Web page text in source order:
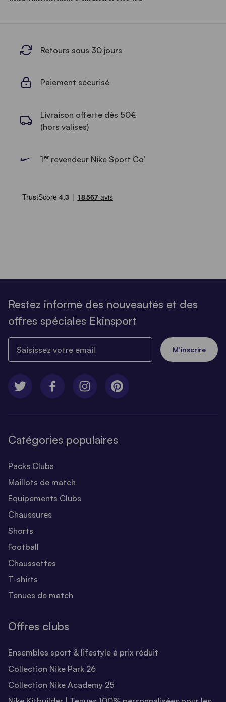
Retours sous 30 jours
Paiement sécurisé
Livraison offerte dès 50€
(hors valises)
1errevendeur Nike Sport Co’
Restez informé des nouveautés et des
offres spéciales Ekinsport
M’inscrire
Catégories populaires
Packs Clubs
Maillots de match
Equipements Clubs
Chaussures
Shorts
Football
Chaussettes
T-shirts
Tenues de match
Offres clubs
Ensembles sport & lifestyle à prix réduit
Collection Nike Park 26
Collection Nike Academy 25